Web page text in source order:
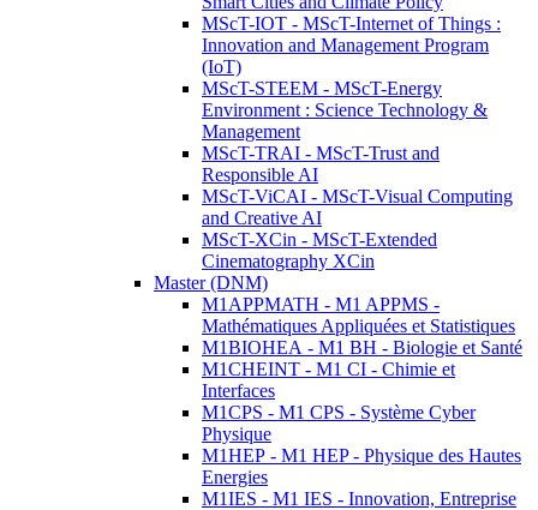
MScT-IOT - MScT-Internet of Things :
Innovation and Management Program
(IoT)
MScT-STEEM - MScT-Energy
Environment : Science Technology &
Management
MScT-TRAI - MScT-Trust and
Responsible AI
MScT-ViCAI - MScT-Visual Computing
and Creative AI
MScT-XCin - MScT-Extended
Cinematography XCin
Master (DNM)
M1APPMATH - M1 APPMS -
Mathématiques Appliquées et Statistiques
M1BIOHEA - M1 BH - Biologie et Santé
M1CHEINT - M1 CI - Chimie et
Interfaces
M1CPS - M1 CPS - Système Cyber
Physique
M1HEP - M1 HEP - Physique des Hautes
Energies
M1IES - M1 IES - Innovation, Entreprise